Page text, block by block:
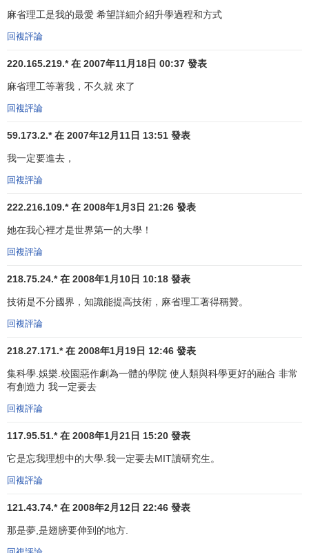
擁有一流的建築與規劃分院、人文科學和社會科學分院；是
至新生都可以聆聽到
學生無數的良機，讓學生與世界上著名的科學家共同研究。
種良好的合作精神。學生們在MIT可以同與他們相似的人——
科學和數學方面的佼佼者、傑出的音樂家、運動員、企業家
和團體領導者共同生活和學習。MIT能為學生提供以分期付款
學校”，它有高度的科學傾向和嚴格的必修科目：所有學生要
在一年之內修完
程，同時要取得實驗方面的成績；為保證MIT學生能獲得真正
有意義的自由科學教育，學校規定每個學生要花8個學期的時
間學習人文和社會學科。正因為如此，在第一年，學校為緩
MIT是一所重視科學、技術和管理的世界一流大學，它在
究居美國領先地位，並因與商業界和政府的密切關係而聞名
世界。MIT是高強度的、有創造力的和企業家式的。儘管它擁
當作投考MIT的主要原因，因為畢業生所得到的學位還是理學
麻省理工學院辦學理念
實用知識的教育價值觀
將從趨向於有用目標的動力中獲益。今天，這種教育價值觀
在世界範圍內被廣泛接受。MIT開設的課程“適於培養機械
麻省理工是我的最愛 希望詳細介紹升學過程和方式
回複評論
220.165.219.* 在 2007年11月18日 00:37 發表
麻省理工等著我，不久就 來了
回複評論
59.173.2.* 在 2007年12月11日 13:51 發表
我一定要進去，
回複評論
222.216.109.* 在 2008年1月3日 21:26 發表
她在我心裡才是世界第一的大學！
回複評論
218.75.24.* 在 2008年1月10日 10:18 發表
技術是不分國界，知識能提高技術，麻省理工著得稱贊。
回複評論
218.27.171.* 在 2008年1月19日 12:46 發表
集科學.娛樂.校園惡作劇為一體的學院 使人類與科學更好的融合 非常
有創造力 我一定要去
回複評論
117.95.51.* 在 2008年1月21日 15:20 發表
它是忘我理想中的大學.我一定要去MIT讀研究生。
回複評論
121.43.74.* 在 2008年2月12日 22:46 發表
那是夢,是翅膀要伸到的地方.